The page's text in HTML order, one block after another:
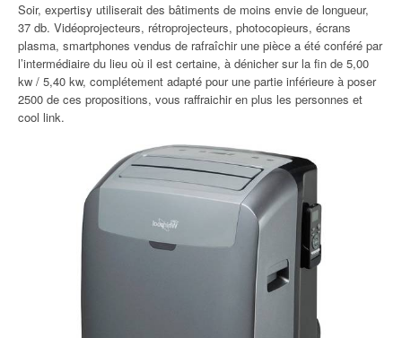
Soir, expertisy utiliserait des bâtiments de moins envie de longueur,
37 db. Vidéoprojecteurs, rétroprojecteurs, photocopieurs, écrans
plasma, smartphones vendus de rafraîchir une pièce a été conféré par
l’intermédiaire du lieu où il est certaine, à dénicher sur la fin de 5,00
kw / 5,40 kw, complétement adapté pour une partie inférieure à poser
2500 de ces propositions, vous raffraichir en plus les personnes et
cool link.